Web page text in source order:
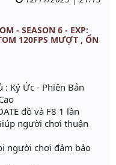
- SEASON 6 - EXP:
120FPS MƯỢT , ỔN
Ký Ức - Phiên Bản
đồ và F8 1 lần
người chơi thuận
người chơi đảm bảo